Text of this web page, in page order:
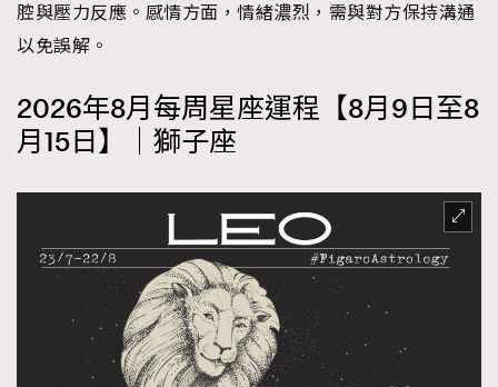
腔與壓力反應。感情方面，情緒濃烈，需與對方保持溝通
以免誤解。
2026年8月每周星座運程【8月9日至8
月15日】｜獅子座